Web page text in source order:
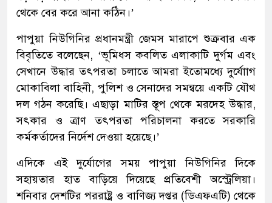
থেকে বের করে আনা কঠিন।’
পাপুয়া নিউগিনির প্রধানমন্ত্রী জেমস মারাপে শুক্রবার এক
বিবৃতিতে বলেছেন, ‘ভূমিধস কবলিত এলাকাটি দুর্গম এবং
সেখানে উদ্ধার তৎপরতা চলাতে আমরা ইতোমধ্যে দুর্যোাগ
মোকাবিলা বাহিনী, পুলিশ ও সেনাদের সমন্বয়ে একটি যৌথ
দল গঠন করেছি। এছাড়া মাটির স্তূপ থেকে মরদেহ উদ্ধার,
সৎকার ও ত্রাণ তৎপরতা পরিচালনা করতে সরকারি
কর্মকর্তাদের নির্দেশ দেওয়া হয়েছে।’
এদিকে এই দুর্যোগের সময় পাপুয়া নিউগিনির দিকে
সহায়তার হাত বাড়িয়ে দিয়েছে প্রতিবেশী অস্ট্রেলিয়া।
শনিবার দেশটির পররাষ্ট্র ও বাণিজ্য দপ্তর (ডিএফএটি) থেকে